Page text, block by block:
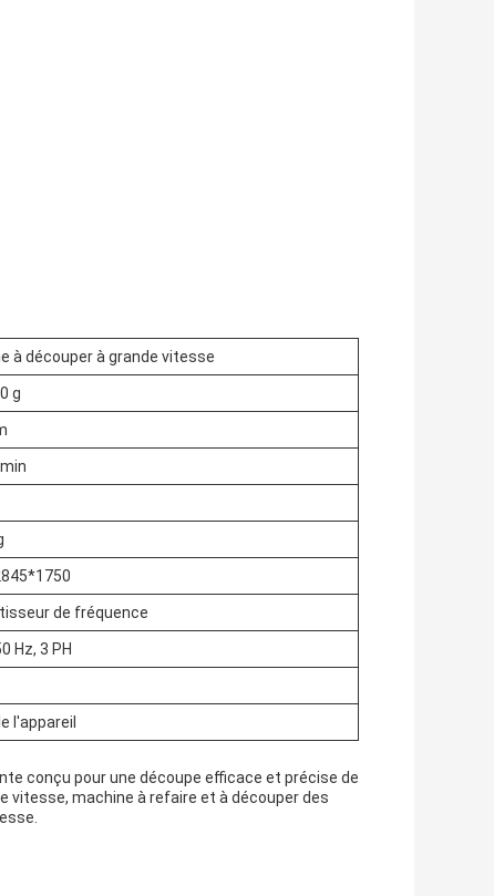
à découper à grande vitesse
g
de fréquence
Hz, 3 PH
l'appareil
conçu pour une découpe efficace et précise de
vitesse, machine à refaire et à découper des